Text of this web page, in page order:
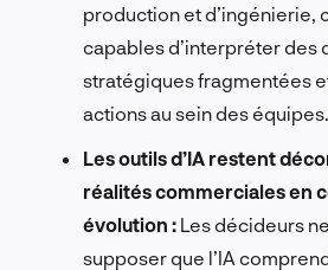
production et d’ingénierie,
capables d’interpréter des
stratégiques fragmentées
actions au sein des équipes.
Les outils d’IA restent
réalités commerciales en
évolution : Les décideurs
supposer que l’IA